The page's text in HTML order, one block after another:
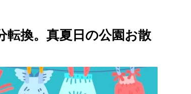
転換。真夏日の公園お散